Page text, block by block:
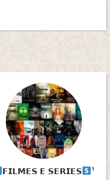
‌𝗙𝗜𝗟𝗠𝗘𝗦 𝗘 𝗦𝗘𝗥𝗜𝗘𝗦
‌¹